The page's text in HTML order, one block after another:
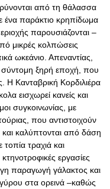
από τη θάλασσα
παράκτιο κρηπίδωμα
παρουσιάζονται –
μικρές κολπώσεις
ωκεάνιο. Απεναντίας,
σύντομη ξηρή εποχή, που
Η Κανταβρική Κορδιλιέρα
εισχωρεί κανείς και
συγκοινωνίας, με
που αντιστοιχούν
και καλύπτονται από δάση
τραχιά και
εργασίες
παραγωγή γάλακτος και
στα ορεινά –καθώς